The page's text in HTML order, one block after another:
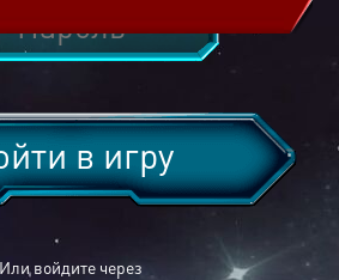
Или войдите через
в игру